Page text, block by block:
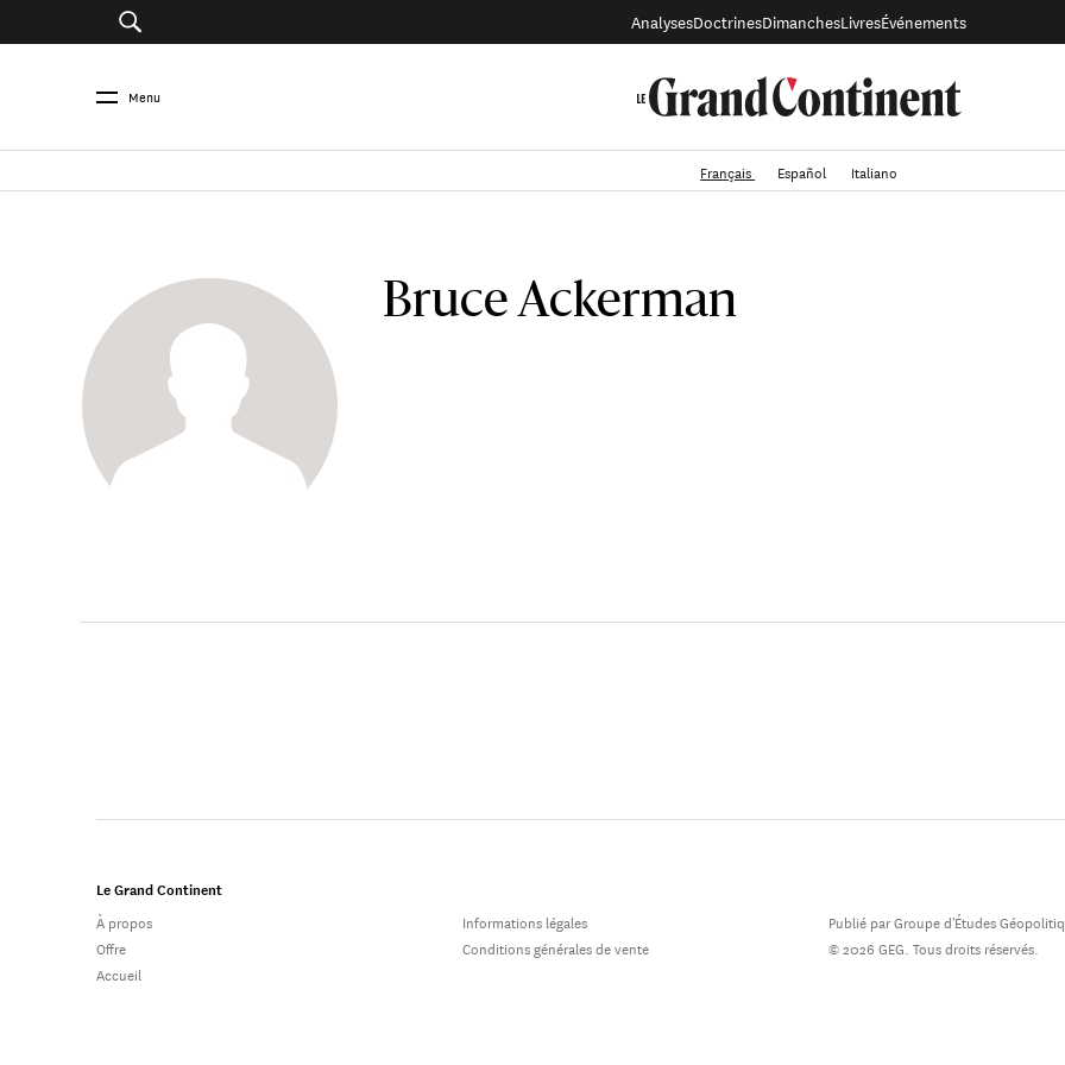
AnalysesDoctrinesDimanchesLivresÉvénements
Menu
Français Español Italiano
Bruce Ackerman
Le Grand Continent
À propos
Offre
Accueil
Informations légales
Conditions générales de vente
Publié par Groupe d'Études
© 2026 GEG. Tous droits réservés.